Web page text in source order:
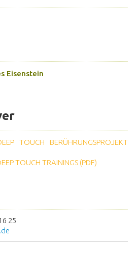
Eisenstein
TOUCH BERÜHRUNGSPROJEKT
TOUCH TRAININGS (PDF)
25